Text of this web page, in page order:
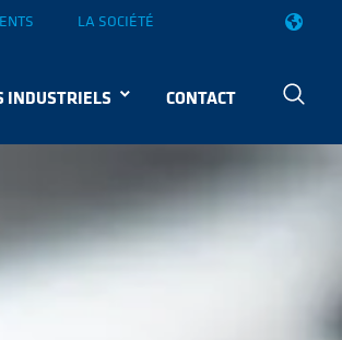
LA SOCIÉTÉ
INDUSTRIELS CONTACT